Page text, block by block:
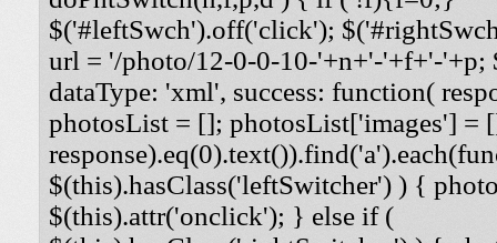
$('#leftSwch').off('click');
url = '/photo/12-0-0-10-'+n+'-'+f+'-'+p;
dataType: 'xml', success: function(
photosList = []; photosList['images'] =
$(this).hasClass('leftSwitcher') ) {
$(this).attr('onclick'); } else if (